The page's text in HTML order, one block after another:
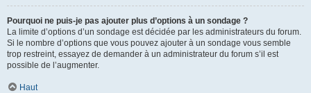
Pourquoi ne puis-je pas ajouter plus d’options à un sondage ?
La limite d’options d’un sondage est décidée par les administrateurs du forum.
Si le nombre d’options que vous pouvez ajouter à un sondage vous semble
trop restreint, essayez de demander à un administrateur du forum s’il est
possible de l’augmenter.
Haut